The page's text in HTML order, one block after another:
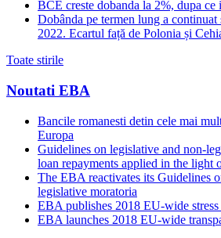
BCE creste dobanda la 2%, dupa
Dobânda pe termen lung a continuat
2022. Ecartul față de Polonia și
Toate stirile
Noutati EBA
Bancile romanesti detin cele mai
Europa
Guidelines on legislative and non-
loan repayments applied in the
The EBA reactivates its Guidelines
legislative moratoria
EBA publishes 2018 EU-wide stress
EBA launches 2018 EU-wide